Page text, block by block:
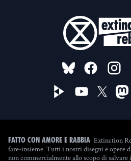
FOLLOW
Fatto con amore e rabbia Extinction
fare-insieme. Tutti i nostri disegni e opere
non commercialmente allo scopo di